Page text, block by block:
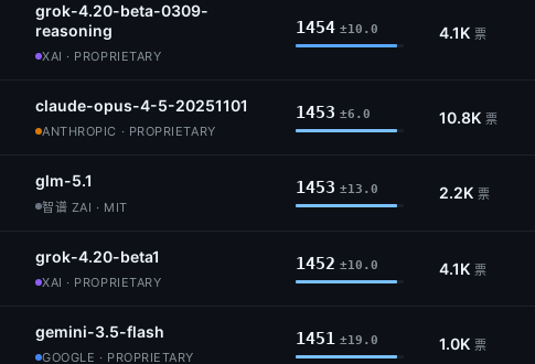
grok-4.20-beta-0309-
reasoning
XAI · PROPRIETARY
1454 ±10.0 4.1K 票
claude-opus-4-5-20251101
ANTHROPIC · PROPRIETARY
1453 ±6.0 10.8K 票
glm-5.1
智谱 ZAI · MIT
1453 ±13.0 2.2K 票
grok-4.20-beta1
XAI · PROPRIETARY
1452 ±10.0 4.1K 票
gemini-3.5-flash
GOOGLE · PROPRIETARY
1451 ±19.0 1.0K 票